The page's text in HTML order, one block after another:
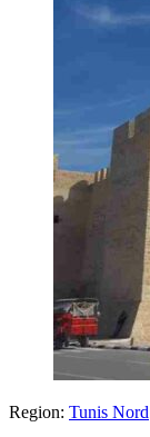
Region: Tunis Nord